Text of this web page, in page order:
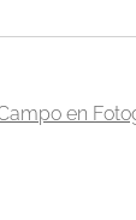
en